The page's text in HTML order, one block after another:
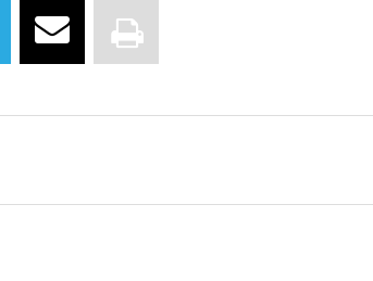
pl/pro/antybiotyki-mikrobiota-